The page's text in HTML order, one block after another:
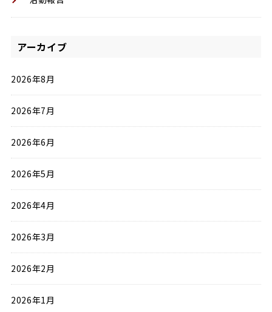
アーカイブ
2026年8月
2026年7月
2026年6月
2026年5月
2026年4月
2026年3月
2026年2月
2026年1月